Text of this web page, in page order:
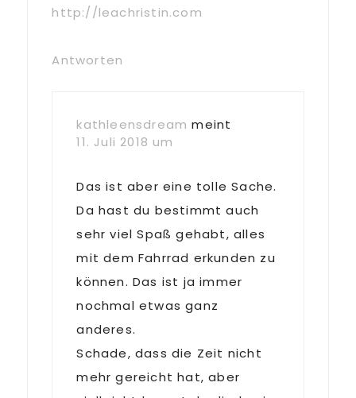
http://leachristin.com
Antworten
kathleensdream meint
11. Juli 2018 um
Das ist aber eine tolle Sache.
Da hast du bestimmt auch
sehr viel Spaß gehabt, alles
mit dem Fahrrad erkunden zu
können. Das ist ja immer
nochmal etwas ganz
anderes.
Schade, dass die Zeit nicht
mehr gereicht hat, aber